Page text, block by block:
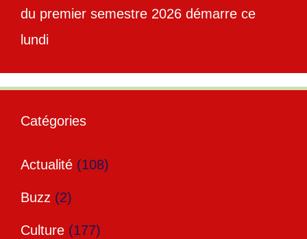
du premier semestre 2026 démarre ce
lundi
Catégories
Actualité (108)
Buzz (2)
Culture (177)